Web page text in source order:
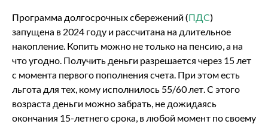
Программа долгосрочных сбережений (ПДС)
запущена в 2024 году и рассчитана на длительное
накопление. Копить можно не только на пенсию, а на
что угодно. Получить деньги разрешается через 15 лет
с момента первого пополнения счета. При этом есть
льгота для тех, кому исполнилось 55/60 лет. С этого
возраста деньги можно забрать, не дожидаясь
окончания 15-летнего срока, в любой момент по своему